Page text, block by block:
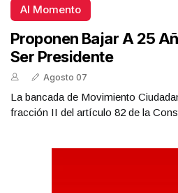
Al Momento
Proponen Bajar A 25
Ser Presidente
Agosto 07
La bancada de Movimiento
fracción II del artículo 82 de la